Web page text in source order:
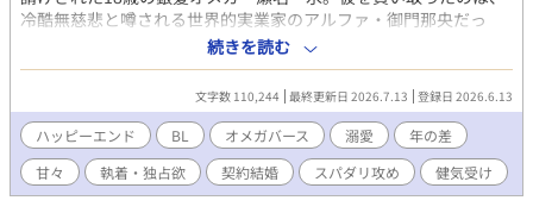
する。少しずつ証拠をそろえていくと、それを良く思わない連中
が居て――。瑛士さんは、契約結婚をしてでも身辺に煩わしいこ
とをなくしたかったはずなのに、なぜかオレに関わってくる。仕
事も忙しいのに、時間を見つけては、側に居る。なんだか初の感
覚。でもオレ、勉強しなきゃ！なのに…？ と、αに可愛がられて
翻弄されまくる話です。ぜひ✨ 表紙:クボキリツ(@kbk_Ritsu)さ
ま 素敵なイラストをありがとう…🩷✨
冷酷無慈悲と噂される世界的実業家のアルファ・御門那央だっ
た。 愛人か、子を産むための道具として買われたはずが、激しく
抱かれた翌朝に突きつけられたのは、まさかの『婚姻届』！？
「逃がさない。お前は俺の檻で生きろ」 絶対的な支配者からの宣
告。けれど、短い命令口調とは裏腹に、触れる手つきに滲む不器
用な優しさと熱情に、一水の心は次第に絆されていく。 単なる
「所有物」として買われたオメガが、孤独な捕食者の心を溶か
し、やがて唯一無二の番として並び立つまでの物語。 絶対的支配
から極上の溺愛へ。執着オメガバース開幕！
続きを読む
文字数 110,244 最終更新日 2026.7.13 登録日 2026.6.13
ハッピーエンド BL オメガバース 溺愛
年の差
甘々
執着・独占欲 契約結婚 スパダリ攻め 健気受け